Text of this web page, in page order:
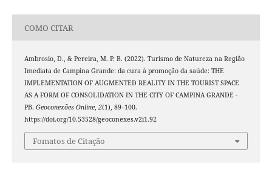
COMO CITAR
Ambrosio, D., & Pereira, M. P. B. (2022). Turismo de Natureza na Região
Imediata de Campina Grande: da cura à promoção da saúde: THE
IMPLEMENTATION OF AUGMENTED REALITY IN THE TOURIST SPACE
AS A FORM OF CONSOLIDATION IN THE CITY OF CAMPINA GRANDE -
PB. Geoconexões Online, 2(1), 89–100.
https://doi.org/10.53528/geoconexes.v2i1.92
Fomatos de Citação